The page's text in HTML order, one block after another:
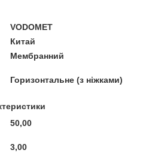
VODOMET
Китай
Мембранний
Горизонтальне (з ніжками)
50,00
3,00